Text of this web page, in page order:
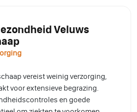
Veluws
vereist weinig verzorging,
voor extensieve begrazing.
en goede